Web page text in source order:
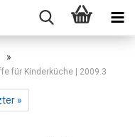
»
für Kinderküche | 2009.3
»